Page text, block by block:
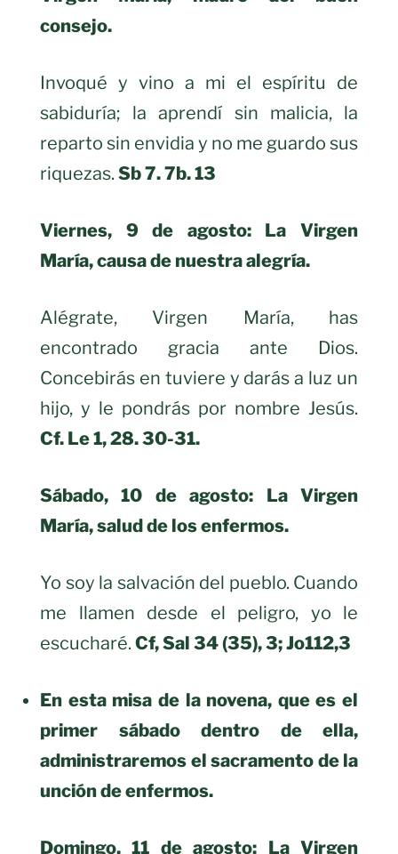
consejo.
Invoqué y vino a mi el espíritu de
sabiduría; la aprendí sin malicia, la
reparto sin envidia y no me guardo sus
riquezas. Sb 7. 7b. 13
Viernes, 9 de agosto: La Virgen
María, causa de nuestra alegría.
Alégrate, Virgen María, has
encontrado gracia ante Dios.
Concebirás en tuviere y darás a luz un
hijo, y le pondrás por nombre Jesús.
Cf. Le 1, 28. 30-31.
Sábado, 10 de agosto: La Virgen
María, salud de los enfermos.
Yo soy la salvación del pueblo. Cuando
me llamen desde el peligro, yo le
escucharé. Cf, Sal 34 (35), 3; Jo112,3
En esta misa de la novena, que es el
primer sábado dentro de ella,
administraremos el sacramento de la
unción de enfermos.
Domingo, 11 de agosto: La Virgen